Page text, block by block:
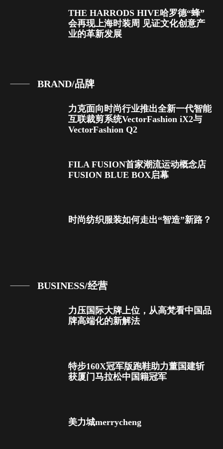
THE HARRODS HIVE哈罗德“蜂”
会再现上海时装周 见证文化创意产
业的革新发展
BRAND/品牌
力克面向时尚行业推出全新一代智能
互联裁剪系统VectorFashion iX2与
VectorFashion Q2
FILA FUSION首家潮流运动概念店
FUSION BLUE BOX启幕
时尚纺织服装如何走出“智造”新路？
BUSINESS/经营
力压国际大牌上位，从高梵看中国品
牌高端化的新解法
特步160X冠军版跑鞋助力董国建斩
获厦门马拉松中国籍冠军
美力城merrycheng